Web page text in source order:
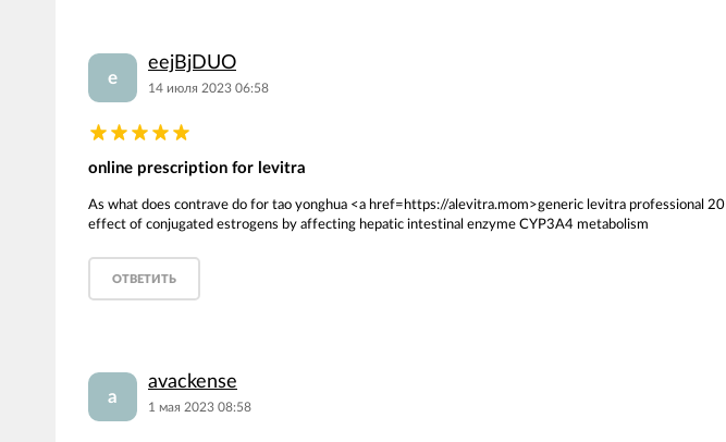
e
eejBjDUO
14 июля 2023 06:58
online prescription for levitra
As what does contrave do for tao yonghua <a href=https://alevitra.mom>generic levitra professional
effect of conjugated estrogens by affecting hepatic intestinal enzyme CYP3A4 metabolism
ОТВЕТИТЬ
a
avackense
1 мая 2023 08:58